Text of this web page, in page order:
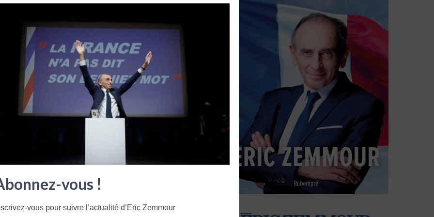
et travailler à des propositions spécifiques, le candidat de
Reconquête! peut d’ici là compter sur une nouvelle prise
de guerre.
Lire plus
vous !
vous pour suivre l’actualité d’Eric Zemmour